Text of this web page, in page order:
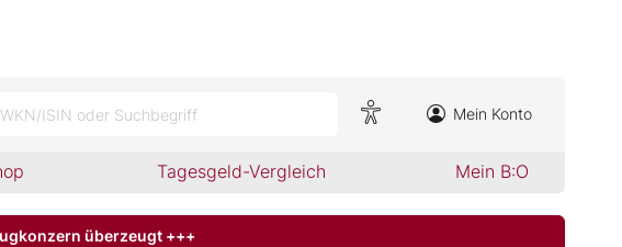
WKN/ISIN oder Suchbegriff Mein Konto
Tagesgeld-Vergleich Mein B:O
überzeugt +++